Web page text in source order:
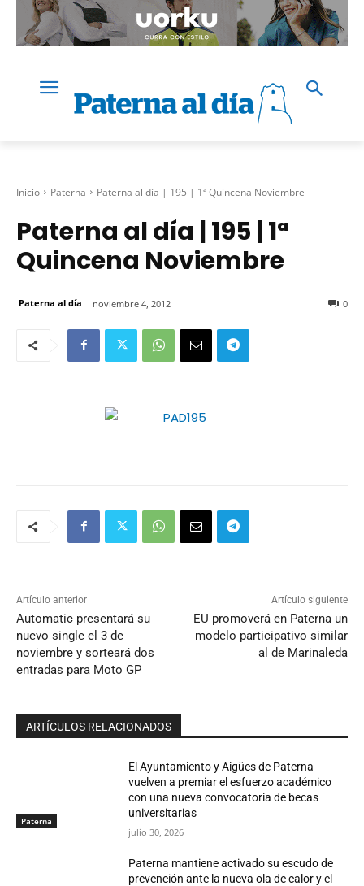
Inicio Paterna Paterna al día | 195 | 1ª Quincena Noviembre
Paterna al día | 195 | 1ª
Quincena Noviembre
Paterna al día noviembre 4, 2012 0
Artículo anterior
Automatic presentará su
nuevo single el 3 de
noviembre y sorteará dos
entradas para Moto GP
Artículo siguiente
EU promoverá en Paterna un
modelo participativo similar
al de Marinaleda
ARTÍCULOS RELACIONADOS
Paterna
El Ayuntamiento y Aigües de Paterna
vuelven a premiar el esfuerzo académico
con una nueva convocatoria de becas
universitarias
julio 30, 2026
Paterna mantiene activado su escudo de
prevención ante la nueva ola de calor y el